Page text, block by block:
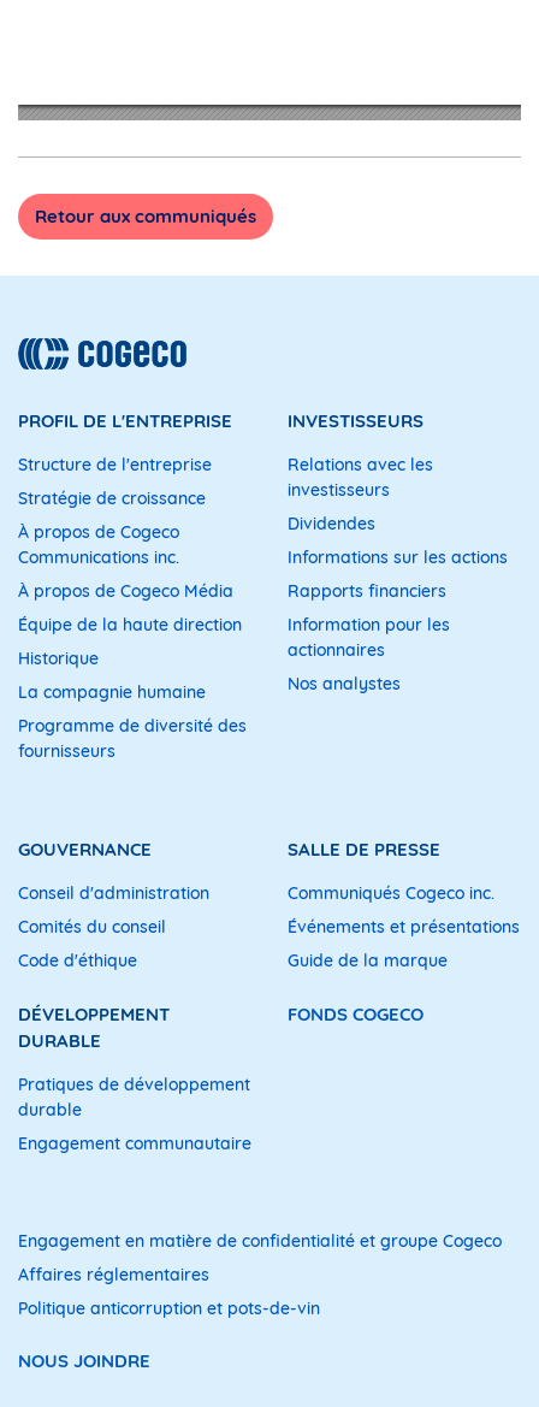
Retour aux communiqués
PROFIL DE L'ENTREPRISE
Structure de l'entreprise
Stratégie de croissance
À propos de Cogeco
Communications inc.
À propos de Cogeco Média
Équipe de la haute direction
Historique
La compagnie humaine
Programme de diversité des
fournisseurs
INVESTISSEURS
Relations avec les
investisseurs
Dividendes
Informations sur les actions
Rapports financiers
Information pour les
actionnaires
Nos analystes
GOUVERNANCE
Conseil d'administration
Comités du conseil
Code d'éthique
DÉVELOPPEMENT
DURABLE
Pratiques de développement
durable
Engagement communautaire
SALLE DE PRESSE
Communiqués Cogeco inc.
Événements et présentations
Guide de la marque
FONDS COGECO
Engagement en matière de confidentialité et groupe Cogeco
Affaires réglementaires
Politique anticorruption et pots-de-vin
NOUS JOINDRE